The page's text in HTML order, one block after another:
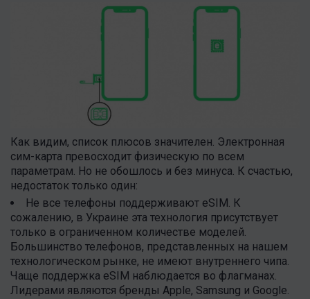
Как видим, список плюсов значителен. Электронная
сим-карта превосходит физическую по всем
параметрам. Но не обошлось и без минуса. К счастью,
недостаток только один:
Не все телефоны поддерживают eSIM. К
сожалению, в Украине эта технология присутствует
только в ограниченном количестве моделей.
Большинство телефонов, представленных на нашем
технологическом рынке, не имеют внутреннего чипа.
Чаще поддержка eSIM наблюдается во флагманах.
Лидерами являются бренды Apple, Samsung и Google.